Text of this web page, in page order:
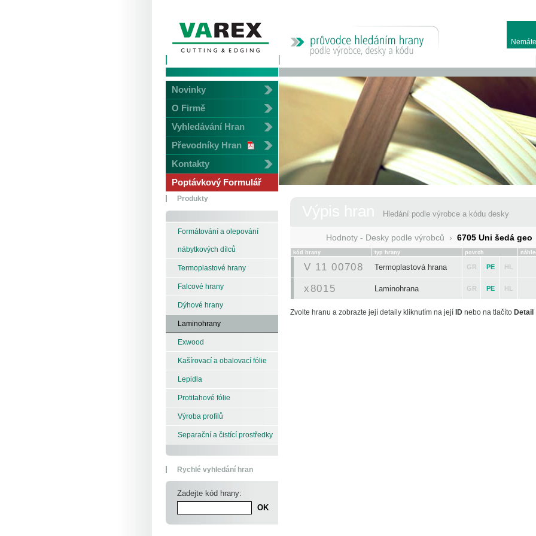
Novinky
O Firmě
Vyhledávání Hran
Převodníky Hran
Kontakty
Poptávkový Formulář
Produkty
Formátování a olepování
nábytkových dílců
Termoplastové hrany
Falcové hrany
Dýhové hrany
Laminohrany
Exwood
Kašírovací a obalovací fólie
Lepidla
Protitahové fólie
Výroba profilů
Separační a čistící prostředky
Rychlé vyhledání hran
Zadejte kód hrany:
Hledání podle výrobce a kódu desky
Hodnoty - Desky podle výrobců › 6705 Uni šedá geo
kód hrany typ hrany povrch
V 11 00708 Termoplastová hrana GR PE HL
x8015 Laminohrana GR PE HL
Zvolte hranu a zobrazte její detaily kliknutím na její ID nebo na tlačíto Detail